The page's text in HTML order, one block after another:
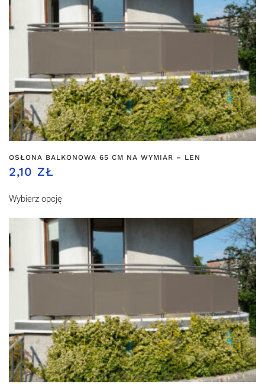
OSŁONA BALKONOWA 65 CM NA WYMIAR – LEN
2,10 ZŁ
Wybierz opcję